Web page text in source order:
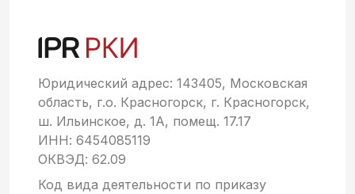
Юридический адрес: 143405, Московская
область, г.о. Красногорск, г. Красногорск,
ш. Ильинское, д. 1А, помещ. 17.17
ИНН: 6454085119
ОКВЭД: 62.09
Код вида деятельности по приказу